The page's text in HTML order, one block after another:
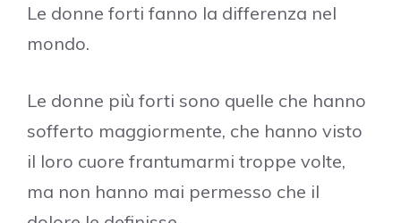
Le donne forti fanno la differenza nel
mondo.
Le donne più forti sono quelle che hanno
sofferto maggiormente, che hanno visto
il loro cuore frantumarmi troppe volte,
ma non hanno mai permesso che il